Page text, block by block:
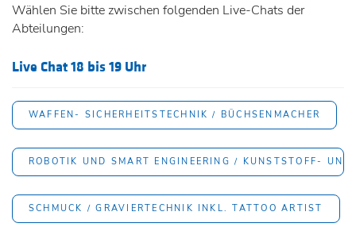
Wählen Sie bitte zwischen folgenden Live-Chats der
Abteilungen:
Live Chat 18 bis 19 Uhr
WAFFEN- SICHERHEITSTECHNIK / BÜCHSENMACHER
ROBOTIK UND SMART ENGINEERING / KUNSTSTOFF- UND
SCHMUCK / GRAVIERTECHNIK INKL. TATTOO ARTIST